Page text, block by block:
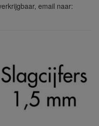
email naar: